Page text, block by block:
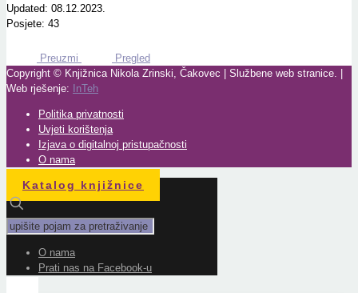
Updated: 08.12.2023.
Posjete: 43
Preuzmi
Pregled
Copyright © Knjižnica Nikola Zrinski, Čakovec | Službene web stranice. |
Web rješenje:
InTeh
Politika privatnosti
Uvjeti korištenja
Izjava o digitalnoj pristupačnosti
O nama
Katalog knjižnice
O nama
Prati nas na Facebook-u